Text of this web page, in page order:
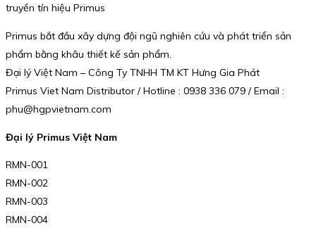
truyền tín hiệu Primus
Primus bắt đầu xây dựng đội ngũ nghiên cứu và phát triển sản
phẩm bằng khâu thiết kế sản phẩm.
Đại lý Việt Nam – Công Ty TNHH TM KT Hưng Gia Phát
Primus Viet Nam Distributor / Hotline : 0938 336 079 / Email :
phu@hgpvietnam.com
Đại lý Primus Việt Nam
RMN-001
RMN-002
RMN-003
RMN-004